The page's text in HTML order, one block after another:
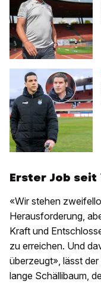
Erster Job
«Wir stehen
Herausforderung,
Kraft und
zu erreichen. Und
überzeugt», lässt
lange Schällibaum,